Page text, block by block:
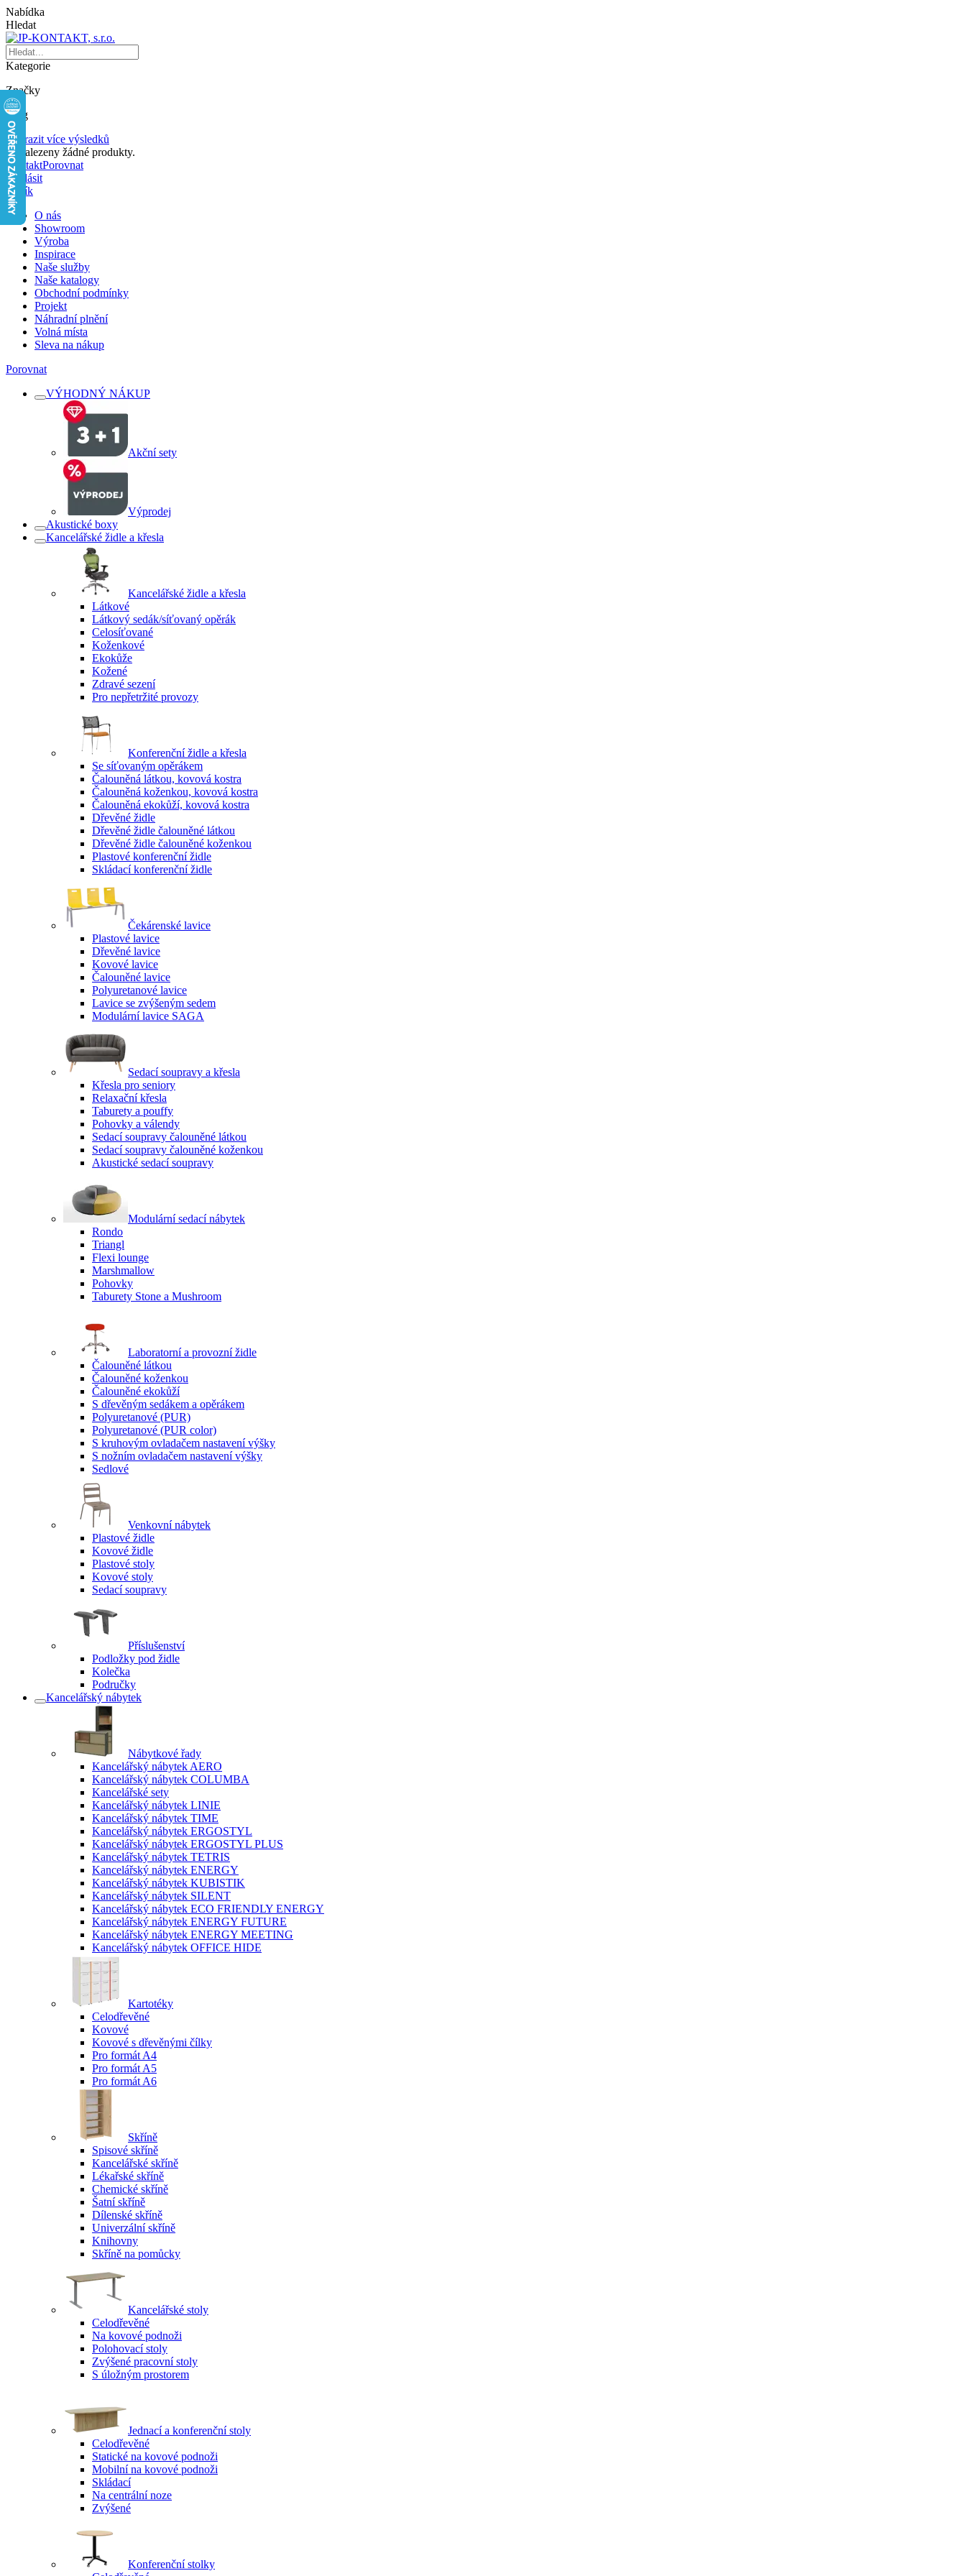
Nabídka
Hledat
Kategorie
Značky
Blog
Zobrazit více výsledků
Nenalezeny žádné produkty.
KontaktPorovnat
Přihlásit
Košík
O nás
Showroom
Výroba
Inspirace
Naše služby
Naše katalogy
Obchodní podmínky
Projekt
Náhradní plnění
Volná místa
Sleva na nákup
Porovnat
VÝHODNÝ NÁKUP
Akční sety
Výprodej
Akustické boxy
Kancelářské židle a křesla
Kancelářské židle a křesla
Látkové
Látkový sedák/síťovaný opěrák
Celosíťované
Koženkové
Ekokůže
Kožené
Zdravé sezení
Pro nepřetržité provozy
Konferenční židle a křesla
Se síťovaným opěrákem
Čalouněná látkou, kovová kostra
Čalouněná koženkou, kovová kostra
Čalouněná ekokůží, kovová kostra
Dřevěné židle
Dřevěné židle čalouněné látkou
Dřevěné židle čalouněné koženkou
Plastové konferenční židle
Skládací konferenční židle
Čekárenské lavice
Plastové lavice
Dřevěné lavice
Kovové lavice
Čalouněné lavice
Polyuretanové lavice
Lavice se zvýšeným sedem
Modulární lavice SAGA
Sedací soupravy a křesla
Křesla pro seniory
Relaxační křesla
Taburety a pouffy
Pohovky a válendy
Sedací soupravy čalouněné látkou
Sedací soupravy čalouněné koženkou
Akustické sedací soupravy
Modulární sedací nábytek
Rondo
Triangl
Flexi lounge
Marshmallow
Pohovky
Taburety Stone a Mushroom
Laboratorní a provozní židle
Čalouněné látkou
Čalouněné koženkou
Čalouněné ekokůží
S dřevěným sedákem a opěrákem
Polyuretanové (PUR)
Polyuretanové (PUR color)
S kruhovým ovladačem nastavení výšky
S nožním ovladačem nastavení výšky
Sedlové
Venkovní nábytek
Plastové židle
Kovové židle
Plastové stoly
Kovové stoly
Sedací soupravy
Příslušenství
Podložky pod židle
Kolečka
Područky
Kancelářský nábytek
Nábytkové řady
Kancelářský nábytek AERO
Kancelářský nábytek COLUMBA
Kancelářské sety
Kancelářský nábytek LINIE
Kancelářský nábytek TIME
Kancelářský nábytek ERGOSTYL
Kancelářský nábytek ERGOSTYL PLUS
Kancelářský nábytek TETRIS
Kancelářský nábytek ENERGY
Kancelářský nábytek KUBISTIK
Kancelářský nábytek SILENT
Kancelářský nábytek ECO FRIENDLY ENERGY
Kancelářský nábytek ENERGY FUTURE
Kancelářský nábytek ENERGY MEETING
Kancelářský nábytek OFFICE HIDE
Kartotéky
Celodřevěné
Kovové
Kovové s dřevěnými čílky
Pro formát A4
Pro formát A5
Pro formát A6
Skříně
Spisové skříně
Kancelářské skříně
Lékařské skříně
Chemické skříně
Šatní skříně
Dílenské skříně
Univerzální skříně
Knihovny
Skříně na pomůcky
Kancelářské stoly
Celodřevěné
Na kovové podnoži
Polohovací stoly
Zvýšené pracovní stoly
S úložným prostorem
Jednací a konferenční stoly
Celodřevěné
Statické na kovové podnoži
Mobilní na kovové podnoži
Skládací
Na centrální noze
Zvýšené
Konferenční stolky